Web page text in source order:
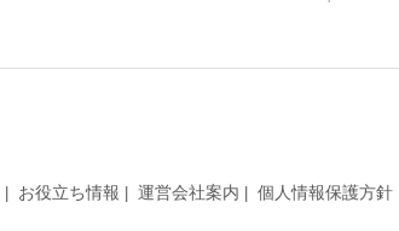
お役立ち情報 運営会社案内 個人情報保護方針